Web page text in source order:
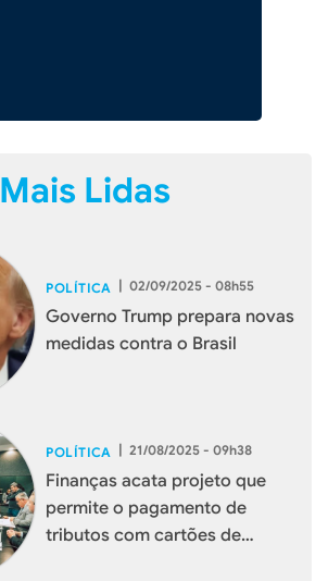
Mais Lidas
POLÍTICA | 02/09/2025 - 08h55
Governo Trump prepara novas
medidas contra o Brasil
POLÍTICA | 21/08/2025 - 09h38
Finanças acata projeto que
permite o pagamento de
tributos com cartões de